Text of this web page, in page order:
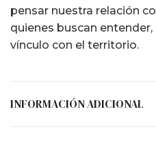
pensar nuestra relación
quienes buscan
vínculo con el territorio.
INFORMACIÓN ADICIONAL